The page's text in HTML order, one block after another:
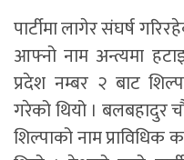
पार्टीमा लागेर संघर्ष
आफ्नो नाम अन्त्यमा
प्रदेश नम्बर २ बाट
गरेको थियो । बलबहादुर
शिल्पाको नाम प्राविधिक